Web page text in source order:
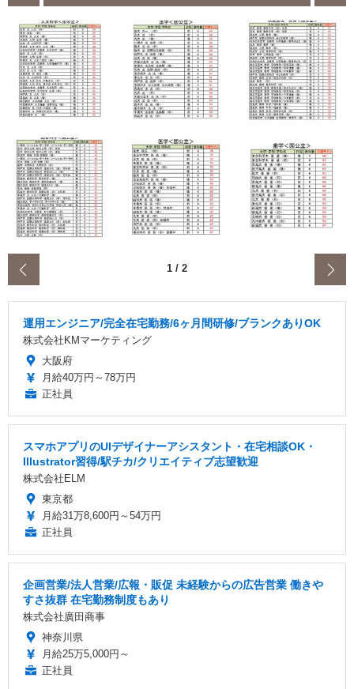
1 / 2
運用エンジニア/完全在宅勤務/6ヶ月間研修/ブランクありOK
株式会社KMマーケティング
大阪府
月給40万円～78万円
正社員
スマホアプリのUIデザイナーアシスタント・在宅相談OK・
Illustrator習得/駅チカ/クリエイティブ志望歓迎
株式会社ELM
東京都
月給31万8,600円～54万円
正社員
企画営業/法人営業/広報・販促 未経験からの広告営業 働きや
すさ抜群 在宅勤務制度もあり
株式会社廣田商事
神奈川県
月給25万5,000円～
正社員